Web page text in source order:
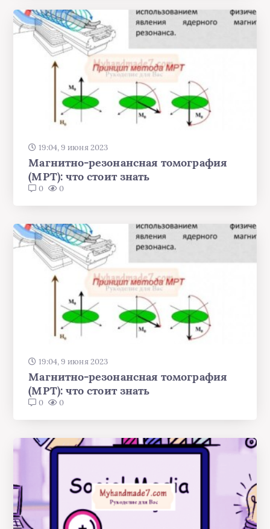
19:04, 9 июня 2023
Магнитно-резонансная томография
(МРТ): что стоит знать
0 0
19:04, 9 июня 2023
Магнитно-резонансная томография
(МРТ): что стоит знать
0 0